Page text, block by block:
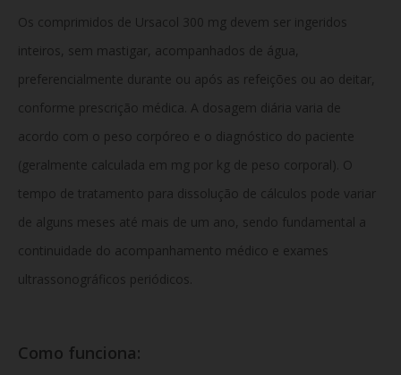
Os comprimidos de Ursacol 300 mg devem ser ingeridos
inteiros, sem mastigar, acompanhados de água,
preferencialmente durante ou após as refeições ou ao deitar,
conforme prescrição médica. A dosagem diária varia de
acordo com o peso corpóreo e o diagnóstico do paciente
(geralmente calculada em mg por kg de peso corporal). O
tempo de tratamento para dissolução de cálculos pode variar
de alguns meses até mais de um ano, sendo fundamental a
continuidade do acompanhamento médico e exames
ultrassonográficos periódicos.
Como funciona: